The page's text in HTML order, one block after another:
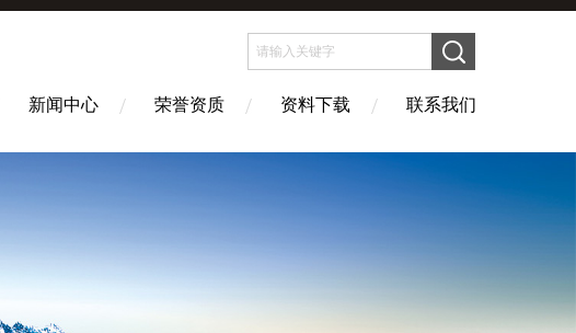
新闻中心 荣誉资质 资料下载 联系我们